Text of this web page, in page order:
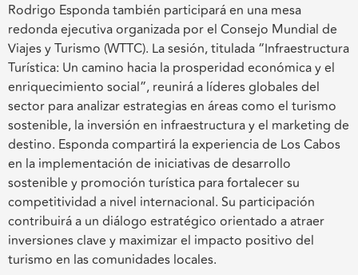
Rodrigo Esponda también participará en una mesa
redonda ejecutiva organizada por el Consejo Mundial de
Viajes y Turismo (WTTC). La sesión, titulada “Infraestructura
Turística: Un camino hacia la prosperidad económica y el
enriquecimiento social”, reunirá a líderes globales del
sector para analizar estrategias en áreas como el turismo
sostenible, la inversión en infraestructura y el marketing de
destino. Esponda compartirá la experiencia de Los Cabos
en la implementación de iniciativas de desarrollo
sostenible y promoción turística para fortalecer su
competitividad a nivel internacional. Su participación
contribuirá a un diálogo estratégico orientado a atraer
inversiones clave y maximizar el impacto positivo del
turismo en las comunidades locales.